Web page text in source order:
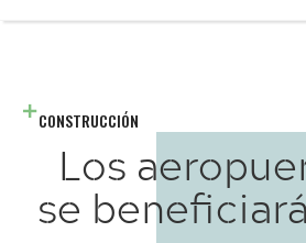
CONSTRUCCIÓN
Los
se